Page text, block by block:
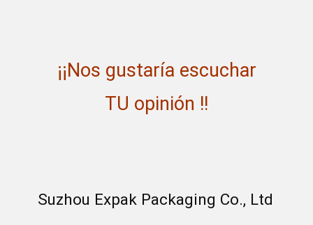
¡¡Nos gustaría escuchar
TU opinión !!
Suzhou Expak Packaging Co., Ltd